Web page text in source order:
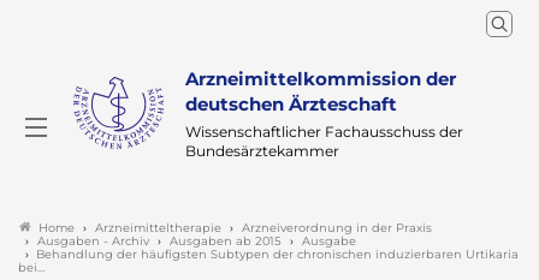
Arzneimittelkommission der
deutschen Ärzteschaft
Wissenschaftlicher Fachausschuss der
Bundesärztekammer
Home Arzneimitteltherapie
Arzneiverordnung in der Praxis
Ausgaben - Archiv
Ausgaben ab 2015
Ausgabe
Behandlung der häufigsten Subtypen der chronischen induzierbaren Urtikaria
bei…